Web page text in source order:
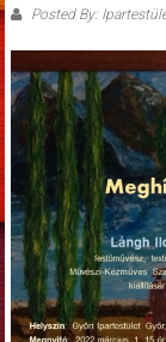
Posted By: